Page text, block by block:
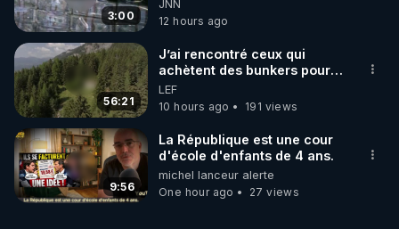
gratuits. Je préfère la voir
mourir que de voir mes
CrowdBunker s'est tiré une
balle dans le pied sans nos
chaines CrowdBunker n'est
plus rien. Migrez vers les
Odysee, et Tik-Tok", je vous
mettrai les liens en
commentaires. Bisous la
famille.
3:00
JNN
12 hours ago
56:21
J’ai rencontré ceux qui
achètent des bunkers pour
survivre à la fin du monde
LEF
10 hours ago
191 views
9:56
La République est une cour
d'école d'enfants de 4 ans.
michel lanceur alerte
One hour ago
27 views